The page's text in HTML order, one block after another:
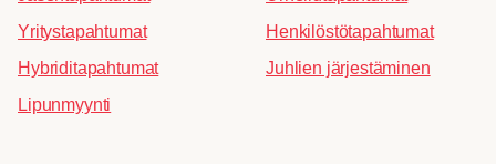
Yritystapahtumat
Hybriditapahtumat
Lipunmyynti
Henkilöstötapahtumat
Juhlien järjestäminen